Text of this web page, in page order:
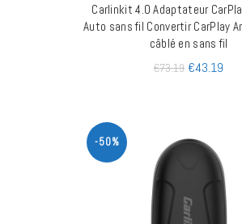
AJOUTER AU
Carlinkit 4.0 Adaptateur
Auto sans fil Convertir CarPlay
câblé en sans fil
€73.19 €43.19
-50%